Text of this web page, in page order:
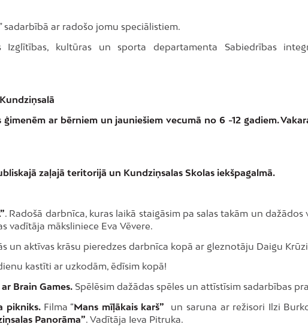
sadarbībā ar radošo jomu speciālistiem.
kultūras un sporta departamenta Sabiedrības
ģimenēm ar bērniem un jauniešiem vecumā no 6 -12 gadiem.
zaļajā teritorijā un Kundziņsalas Skolas iekšpagalmā.
. Radošā darbnīca, kuras laikā staigāsim pa salas takām un dažādos
vadītāja māksliniece Eva Vēvere.
un aktīvas krāsu pieredzes darbnīca kopā ar gleznotāju Daigu
kastīti ar uzkodām, ēdīsim kopā!
Brain Games. Spēlēsim dažādas spēles un attīstīsim sadarbības
pikniks. Filma “Mans mīļākais karš” un saruna ar režisori Ilzi
Panorāma”. Vadītāja Ieva Pitruka.